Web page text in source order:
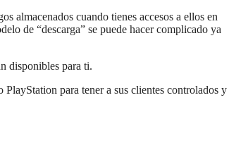
almacenados cuando tienes accesos a ellos en
de “descarga” se puede hacer complicado ya
disponibles para ti.
para tener a sus clientes controlados y